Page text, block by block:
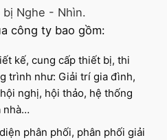
Nghe - Nhìn.
công ty bao gồm:
kế, cung cấp thiết bị, thi
trình như: Giải trí gia đình,
nghị, hội thảo, hệ thống
nhà…
phân phối, phân phối giải